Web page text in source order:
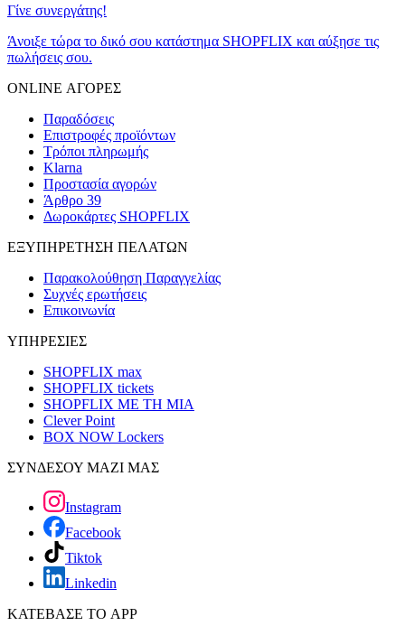
Γίνε συνεργάτης!
Άνοιξε τώρα το δικό σου κατάστημα SHOPFLIX και αύξησε τις
πωλήσεις σου.
ONLINE ΑΓΟΡΕΣ
Παραδόσεις
Επιστροφές προϊόντων
Τρόποι πληρωμής
Klarna
Προστασία αγορών
Άρθρο 39
Δωροκάρτες SHOPFLIX
ΕΞΥΠΗΡΕΤΗΣΗ ΠΕΛΑΤΩΝ
Παρακολούθηση Παραγγελίας
Συχνές ερωτήσεις
Επικοινωνία
ΥΠΗΡΕΣΙΕΣ
SHOPFLIX max
SHOPFLIX tickets
SHOPFLIX ΜΕ ΤΗ ΜΙΑ
Clever Point
BOX NOW Lockers
ΣΥΝΔΕΣΟΥ ΜΑΖΙ ΜΑΣ
Instagram
Facebook
Tiktok
Linkedin
ΚΑΤΕΒΑΣΕ ΤΟ APP